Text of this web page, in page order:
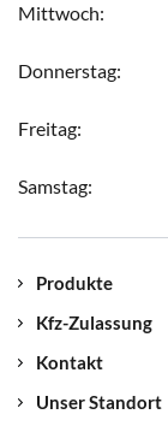
Mittwoch:
Donnerstag:
Freitag:
Samstag:
Produkte
Kfz-Zulassung
Kontakt
Unser Standort